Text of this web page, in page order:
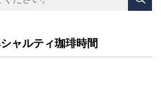
ャルティ珈琲時間